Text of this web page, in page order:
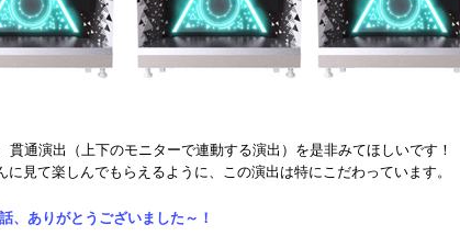
貫通演出（上下のモニターで連動する演出）を是非みてほしいです！
に見て楽しんでもらえるように、この演出は特にこだわっています。
、ありがとうございました～！